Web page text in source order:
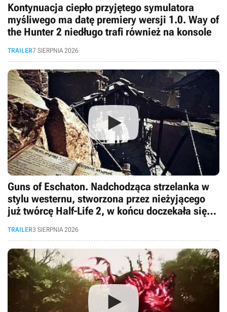
Kontynuacja ciepło przyjętego symulatora
myśliwego ma datę premiery wersji 1.0. Way of
the Hunter 2 niedługo trafi również na konsole
TRAILER7 SIERPNIA 2026
Guns of Eschaton. Nadchodząca strzelanka w
stylu westernu, stworzona przez nieżyjącego
już twórcę Half-Life 2, w końcu doczekała się
TRAILER3 SIERPNIA 2026